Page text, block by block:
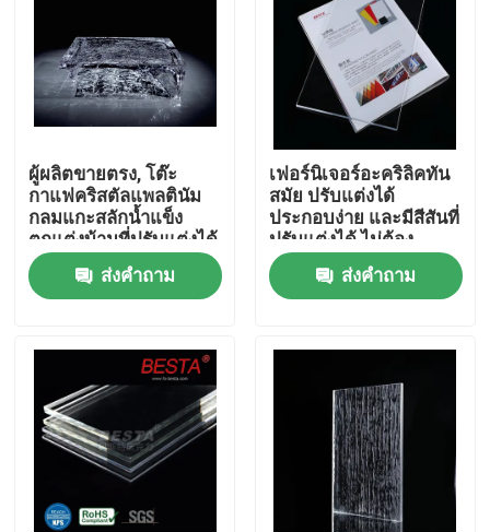
วิดีโอ
เกี่ยวกับเรา
ผู้ผลิตขายตรง, โต๊ะ
กาแฟคริสตัลแพลตินัม
กลมแกะสลักน้ำแข็ง
ตกแต่งบ้านที่ปรับแต่งได้
ส่งคำถาม
เฟอร์นิเจอร์อะคริลิคทัน
สมัย ​​ปรับแต่งได้
ประกอบง่าย และมีสีสันที่
ปรับแต่งได้ ไม่ต้อง
ประกอบ
ส่งคำถาม